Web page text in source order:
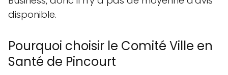
disponible.
Pourquoi choisir le Comité Ville en
Santé de Pincourt